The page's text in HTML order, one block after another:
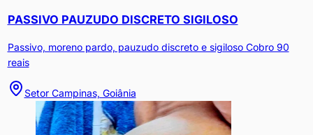
PASSIVO PAUZUDO DISCRETO SIGILOSO
Passivo, moreno pardo, pauzudo discreto e sigiloso Cobro 90
reais
Setor Campinas, Goiânia